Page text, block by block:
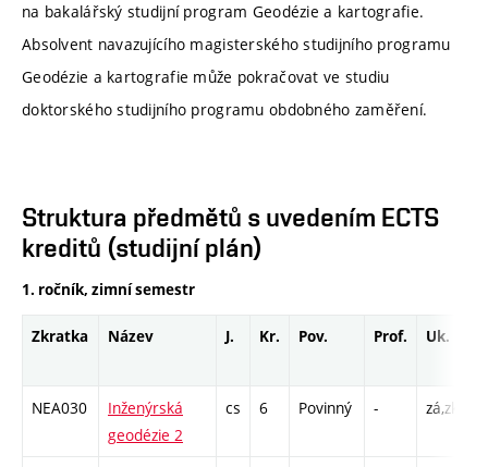
na bakalářský studijní program Geodézie a kartografie.
Absolvent navazujícího magisterského studijního programu
Geodézie a kartografie může pokračovat ve studiu
doktorského studijního programu obdobného zaměření.
Struktura předmětů s uvedením ECTS
kreditů (studijní plán)
1. ročník, zimní semestr
Zkratka Název J. Kr. Pov. Prof. Uk.
NEA030
Inženýrská
geodézie 2
cs 6 Povinný - zá,zk